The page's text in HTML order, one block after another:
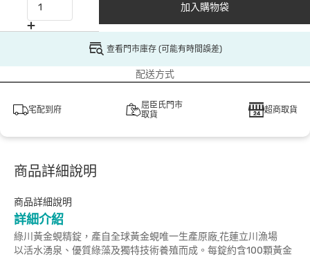
加入購物袋
查看門市庫存 (可能有時間誤差)
配送方式
宅配到府
屈臣氏門市
取貨
超商取貨
商品詳細說明
商品詳細說明
詳細介紹
綠川黃金蜆精錠，產自全球黃金蜆唯一生產原廠花蓮立川漁場
以活水湧泉、優質綠藻及獨特技術養殖而成。每錠約含100顆黃金